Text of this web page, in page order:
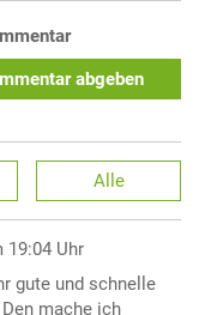
abgeben
Alle
19:04 Uhr
gute und schnelle
mache ich